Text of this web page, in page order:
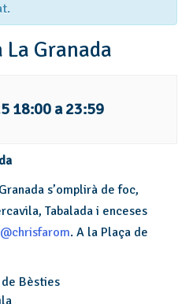
La Granada
18:00 a23:59
s’omplirà de foc,
Tabalada i enceses
@chrisfarom. A la Plaça de
Bèsties